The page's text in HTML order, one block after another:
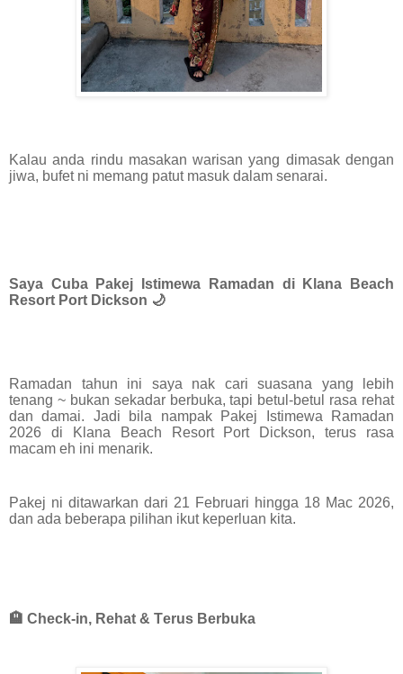
Kalau anda rindu masakan warisan yang dimasak dengan
jiwa, bufet ni memang patut masuk dalam senarai.
Saya Cuba Pakej Istimewa Ramadan di Klana Beach
Resort Port Dickson 🌙
Ramadan tahun ini saya nak cari suasana yang lebih
tenang ~ bukan sekadar berbuka, tapi betul-betul rasa rehat
dan damai. Jadi bila nampak Pakej Istimewa Ramadan
2026 di Klana Beach Resort Port Dickson, terus rasa
macam eh ini menarik.
Pakej ni ditawarkan dari 21 Februari hingga 18 Mac 2026,
dan ada beberapa pilihan ikut keperluan kita.
🏨 Check-in, Rehat & Terus Berbuka